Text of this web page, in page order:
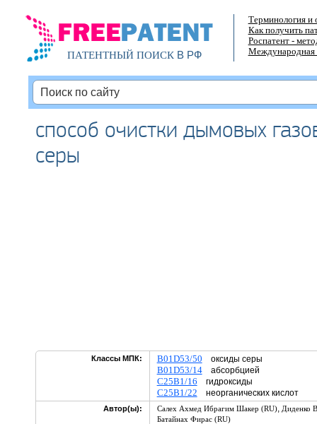
ПАТЕНТНЫЙ ПОИСКВ РФ
Терминология и
Как получить
Роспатент -
Международная
способ очистки дымовых
серы
Классы МПК: B01D53/50 оксиды серы
B01D53/14абсорбцией
C25B1/16 гидроксиды
C25B1/22 неорганических кислот
Автор(ы): Салех Ахмед Ибрагим Шакер (RU), Диденко
Батайнах Фирас (RU)